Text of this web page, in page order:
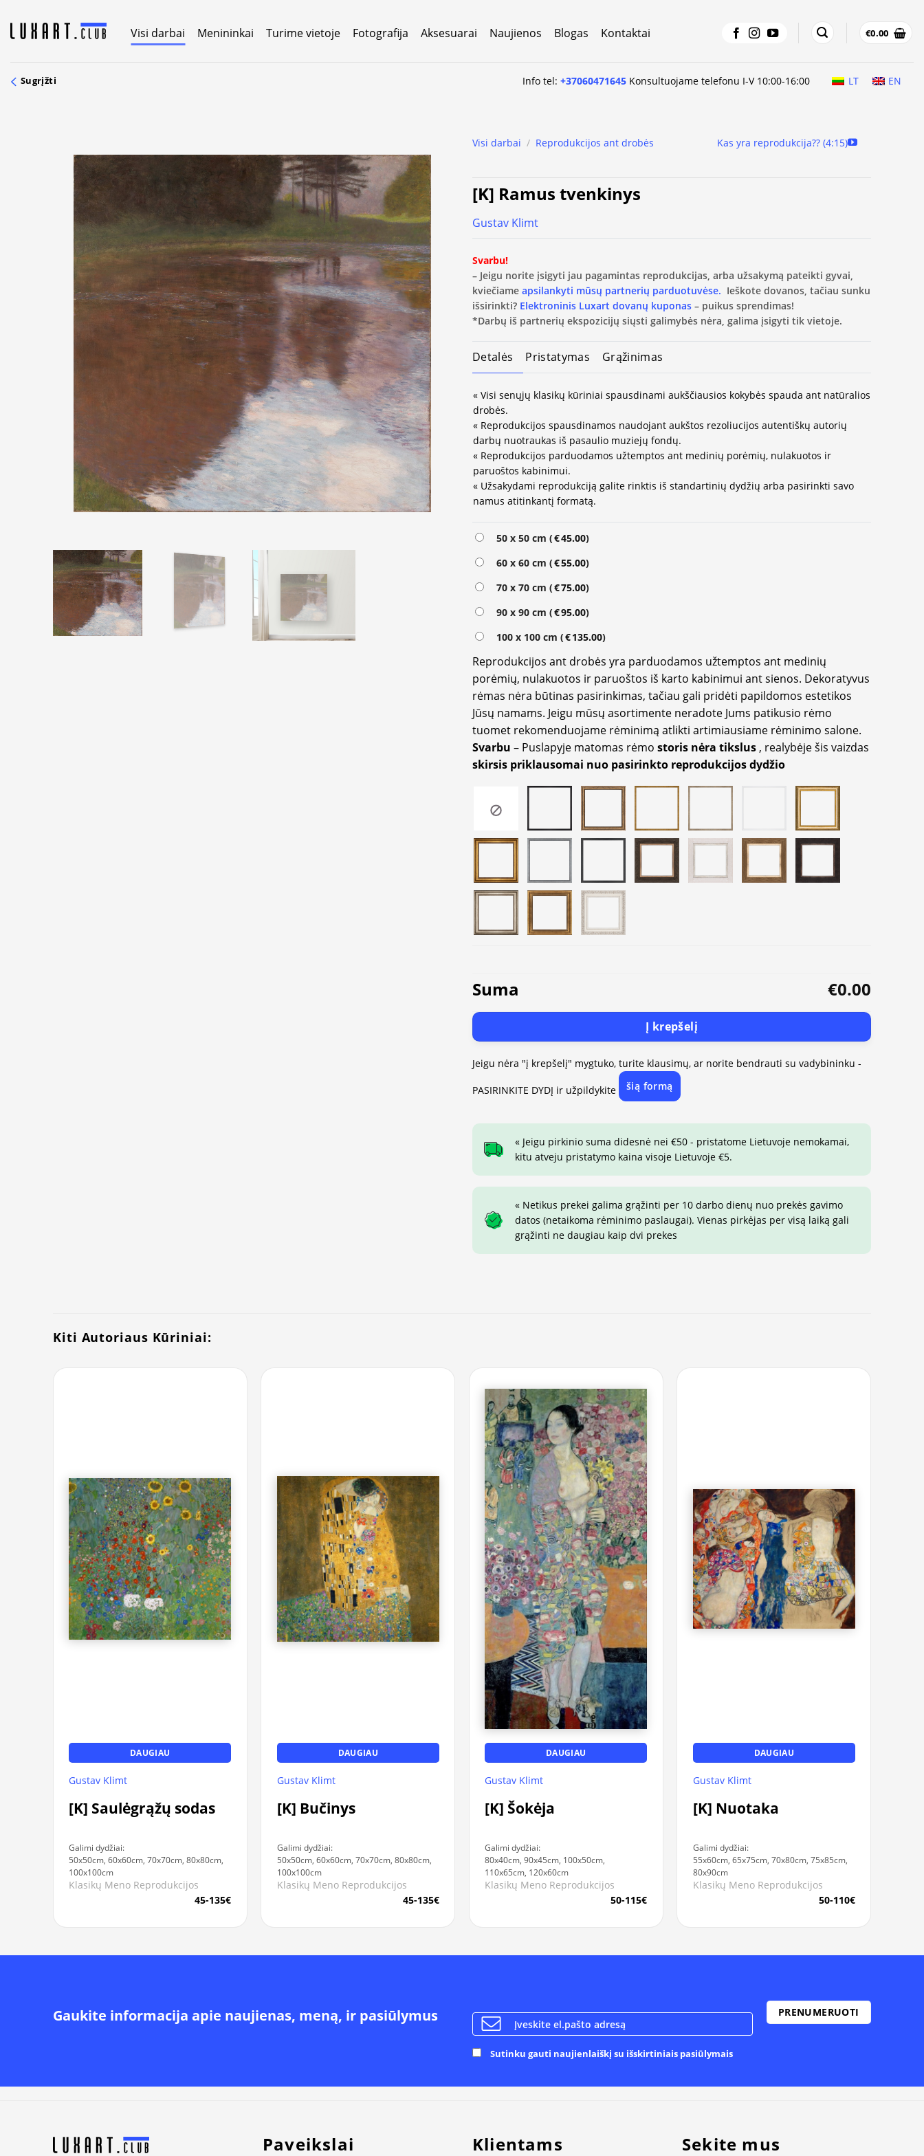
content
Visi darbai Menininkai Turime vietoje Fotografija Aksesuarai Naujienos Blogas Kontaktai €0.00
Sugrįžti Info tel:+37060471645 Konsultuojame telefonu I-V 10:00-16:00 LT EN
Visi darbai / Reprodukcijos ant drobės Kas yra reprodukcija?? (4:15)
[K] Ramus tvenkinys
Gustav Klimt
Svarbu!
– Jeigu norite įsigyti jau pagamintas reprodukcijas, arba užsakymą pateikti gyvai,
kviečiame apsilankyti mūsų partnerių parduotuvėse. Ieškote dovanos, tačiau sunku
išsirinkti? Elektroninis Luxart dovanų kuponas – puikus sprendimas!
*Darbų iš partnerių ekspozicijų siųsti galimybės nėra, galima įsigyti tik vietoje.
Detalės Pristatymas Grąžinimas
« Visi senųjų klasikų kūriniai spausdinami aukščiausios kokybės spauda ant natūralios
drobės.
« Reprodukcijos spausdinamos naudojant aukštos rezoliucijos autentiškų autorių
darbų nuotraukas iš pasaulio muziejų fondų.
« Reprodukcijos parduodamos užtemptos ant medinių porėmių, nulakuotos ir
paruoštos kabinimui.
« Užsakydami reprodukciją galite rinktis iš standartinių dydžių arba pasirinkti savo
namus atitinkantį formatą.
50 x 50 cm (€45.00)
60 x 60 cm (€55.00)
70 x 70 cm (€75.00)
90 x 90 cm (€95.00)
100 x 100 cm (€135.00)
Reprodukcijos ant drobės yra parduodamos užtemptos ant medinių
porėmių, nulakuotos ir paruoštos iš karto kabinimui ant sienos. Dekoratyvus
rėmas nėra būtinas pasirinkimas, tačiau gali pridėti papildomos estetikos
Jūsų namams. Jeigu mūsų asortimente neradote Jums patikusio rėmo
tuomet rekomenduojame rėminimą atlikti artimiausiame rėminimo salone.
Svarbu – Puslapyje matomas rėmo storis nėra tikslus , realybėje šis vaizdas
skirsis priklausomai nuo pasirinkto reprodukcijos dydžio
Suma €0.00
Į krepšelį
Alternative:
Jeigu nėra "į krepšelį" mygtuko, turite klausimų, ar norite bendrauti su vadybininku -
PASIRINKITE DYDĮ ir užpildykite šią formą
« Jeigu pirkinio suma didesnė nei €50 - pristatome Lietuvoje nemokamai,
kitu atveju pristatymo kaina visoje Lietuvoje €5.
« Netikus prekei galima grąžinti per 10 darbo dienų nuo prekės gavimo
datos (netaikoma rėminimo paslaugai). Vienas pirkėjas per visą laiką gali
grąžinti ne daugiau kaip dvi prekes
Kiti Autoriaus Kūriniai:
DAUGIAU
Gustav Klimt
[K] Saulėgrąžų sodas
Galimi dydžiai:
50x50cm, 60x60cm, 70x70cm, 80x80cm,
100x100cm
Klasikų Meno Reprodukcijos
45-135€
DAUGIAU
Gustav Klimt
[K] Bučinys
Galimi dydžiai:
50x50cm, 60x60cm, 70x70cm, 80x80cm,
100x100cm
Klasikų Meno Reprodukcijos
45-135€
DAUGIAU
Gustav Klimt
[K] Šokėja
Galimi dydžiai:
80x40cm, 90x45cm, 100x50cm,
110x65cm, 120x60cm
Klasikų Meno Reprodukcijos
50-115€
DAUGIAU
Gustav Klimt
[K] Nuotaka
Galimi dydžiai:
55x60cm, 65x75cm, 70x80cm, 75x85cm,
80x90cm
Klasikų Meno Reprodukcijos
50-110€
Gaukite informacija apie naujienas, meną, ir pasiūlymus
Sutinku gauti naujienlaiškį su išskirtiniais pasiūlymais
Paveikslai Klientams Sekite mus